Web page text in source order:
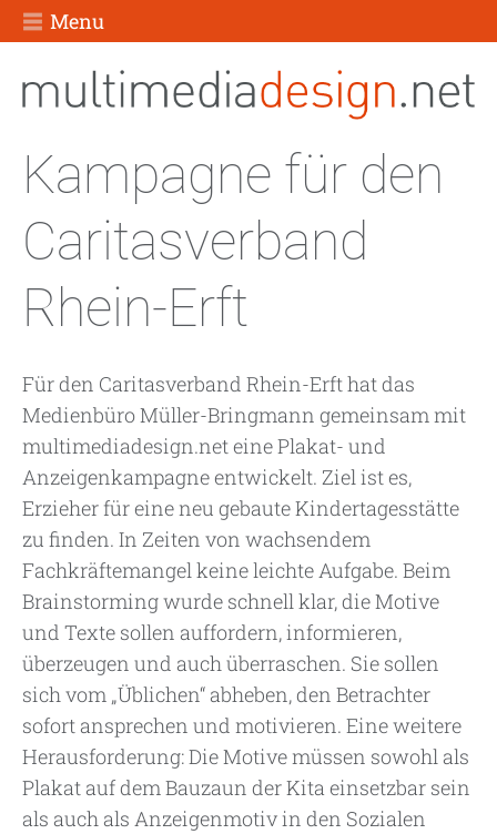
Menu
Kampagne für den
Caritasverband
Rhein-Erft
Für den Caritasverband Rhein-Erft hat das
Medienbüro Müller-Bringmann gemeinsam mit
multimediadesign.net eine Plakat- und
Anzeigenkampagne entwickelt. Ziel ist es,
Erzieher für eine neu gebaute Kindertagesstätte
zu finden. In Zeiten von wachsendem
Fachkräftemangel keine leichte Aufgabe. Beim
Brainstorming wurde schnell klar, die Motive
und Texte sollen auffordern, informieren,
überzeugen und auch überraschen. Sie sollen
sich vom „Üblichen“ abheben, den Betrachter
sofort ansprechen und motivieren. Eine weitere
Herausforderung: Die Motive müssen sowohl als
Plakat auf dem Bauzaun der Kita einsetzbar sein
als auch als Anzeigenmotiv in den Sozialen